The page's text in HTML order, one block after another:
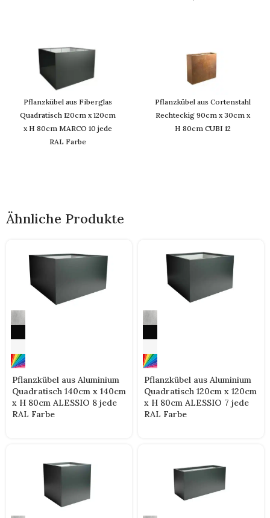
Pflanzkübel aus Fiberglas
Quadratisch 120cm x 120cm
x H 80cm MARCO 10 jede
RAL Farbe
Pflanzkübel aus Cortenstahl
Rechteckig 90cm x 30cm x
H 80cm CUBI 12
Ähnliche Produkte
Pflanzkübel aus Aluminium
Quadratisch 140cm x 140cm
x H 80cm ALESSIO 8 jede
RAL Farbe
Pflanzkübel aus Aluminium
Quadratisch 120cm x 120cm
x H 80cm ALESSIO 7 jede
RAL Farbe